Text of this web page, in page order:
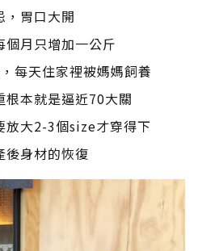
，胃口大開
月只增加一公斤
每天住家裡被媽媽飼養
根本就是逼近70大關
放大2-3個size才穿得下
後身材的恢復